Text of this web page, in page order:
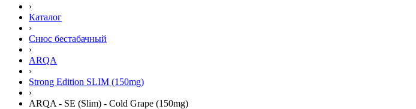
›
Каталог
›
Снюс бестабачный
›
ARQA
›
Strong Edition SLIM (150mg)
›
ARQA - SE (Slim) - Cold Grape (150mg)